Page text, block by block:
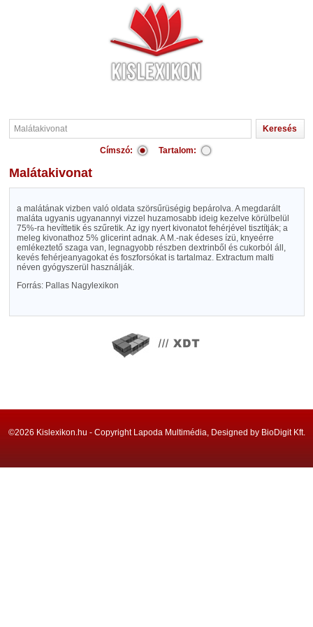
Címszó: Tartalom:
Malátakivonat
a malátának vizben való oldata szörsűrüségig bepárolva. A megdarált
maláta ugyanis ugyanannyi vizzel huzamosabb ideig kezelve körülbelül
75%-ra hevíttetik és szűretik. Az igy nyert kivonatot fehérjével tisztítják; a
meleg kivonathoz 5% glicerint adnak. A M.-nak édeses ízü, knyeérre
emlékeztető szaga van, legnagyobb részben dextrinből és cukorból áll,
kevés fehérjeanyagokat és foszforsókat is tartalmaz. Extractum malti
néven gyógyszerül használják.
Forrás: Pallas Nagylexikon
©2026 Kislexikon.hu - Copyright Lapoda Multimédia, Designed by BioDigit Kft.